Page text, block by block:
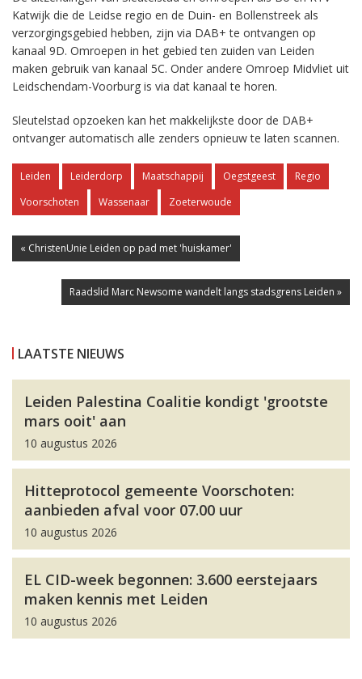
Katwijk die de Leidse regio en de Duin- en Bollenstreek als
verzorgingsgebied hebben, zijn via DAB+ te ontvangen op
kanaal 9D. Omroepen in het gebied ten zuiden van Leiden
maken gebruik van kanaal 5C. Onder andere Omroep Midvliet uit
Leidschendam-Voorburg is via dat kanaal te horen.
Sleutelstad opzoeken kan het makkelijkste door de DAB+
ontvanger automatisch alle zenders opnieuw te laten scannen.
Leiden Leiderdorp Maatschappij Oegstgeest
Regio
Voorschoten
Wassenaar Zoeterwoude
« ChristenUnie Leiden op pad met 'huiskamer'
Raadslid Marc Newsome wandelt langs stadsgrens Leiden »
LAATSTE NIEUWS
Leiden Palestina Coalitie kondigt 'grootste
mars ooit' aan
10 augustus 2026
Hitteprotocol gemeente Voorschoten:
aanbieden afval voor 07.00 uur
10 augustus 2026
EL CID-week begonnen: 3.600 eerstejaars
maken kennis met Leiden
10 augustus 2026